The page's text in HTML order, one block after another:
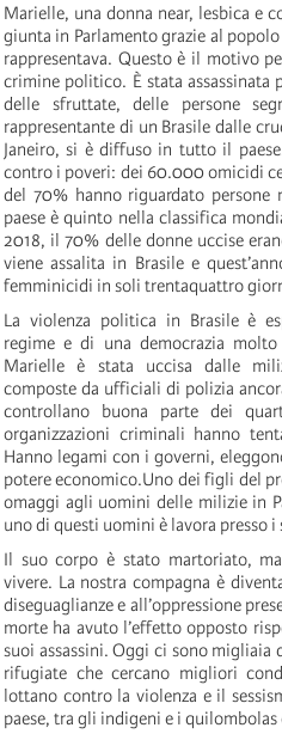
Marielle, una donna near, lesbica e
giunta in Parlamento grazie al
rappresentava. Questo è il motivo
crimine politico. È stata assassinata
delle sfruttate, delle persone
rappresentante di un Brasile dalle
Janeiro, si è diffuso in tutto il
contro i poveri: dei 60.000 omicidi
del 70% hanno riguardato
paese è quinto nella classifica
2018, il 70% delle donne uccise
viene assalita in Brasile e
femminicidi in soli trentaquattro
La violenza politica in Brasile è
regime e di una democrazia
Marielle è stata uccisa dalle
composte da ufficiali di polizia
controllano buona parte dei
organizzazioni criminali hanno
Hanno legami con i governi,
potere economico.Uno dei figli del
omaggi agli uomini delle milizie in
uno di questi uomini è lavora presso
Il suo corpo è stato martoriato,
vivere. La nostra compagna è
diseguaglianze e all’oppressione
morte ha avuto l’effetto opposto
suoi assassini. Oggi ci sono migliaia
rifugiate che cercano migliori
lottano contro la violenza e il
paese, tra gli indigeni e i